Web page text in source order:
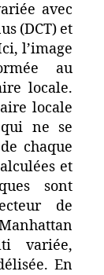
avec
(DCT) et
l’image
au
locale.
locale
ne se
chaque
et
sont
de
variée,
En